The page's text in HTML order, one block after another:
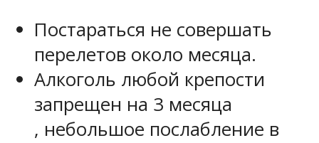
Постараться не совершать
перелетов около месяца.
Алкоголь любой крепости
запрещен на 3 месяца
, небольшое послабление в